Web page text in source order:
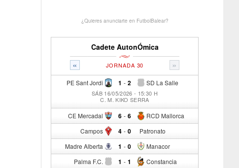
¿Quieres anunciarte en FutbolBalear?
Cadete AutonÓmica
« »
JORNADA 30
PE Sant Jordi 1 - SD La Salle
2
SÁB 16/05/2026 - 15:30 H
C. M. KIKO SERRA
CE Mercadal 6 - RCD Mallorca
6
Campos 4 - Patronato
0
Madre Alberta 1 - Manacor
0
Palma F.C. 1 - Constancia
1